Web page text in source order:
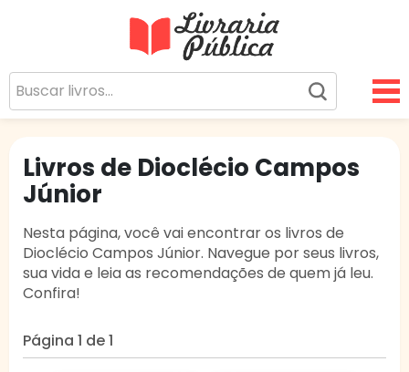
Sua Biblioteca Virtual Gratuita
Livros de Dioclécio Campos
Júnior
Nesta página, você vai encontrar os livros de
Dioclécio Campos Júnior. Navegue por seus livros,
sua vida e leia as recomendações de quem já leu.
Confira!
Página 1 de 1